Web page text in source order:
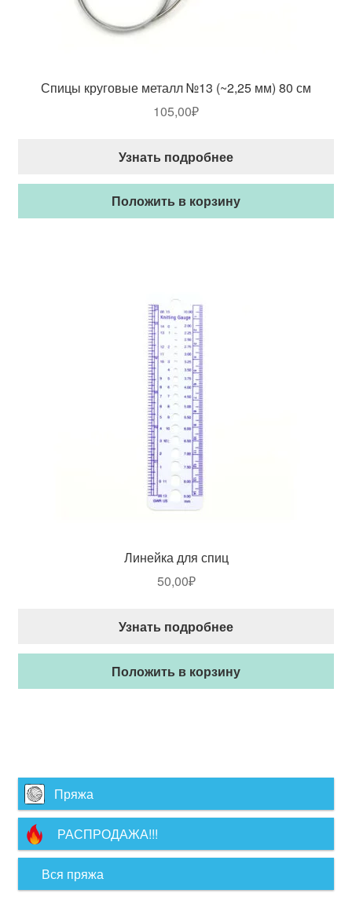
Спицы круговые металл №13 (~2,25 мм) 80 см
105,00₽
Узнать подробнее
Положить в корзину
Линейка для спиц
50,00₽
Узнать подробнее
Положить в корзину
Пряжа
РАСПРОДАЖА!!!
Вся пряжа